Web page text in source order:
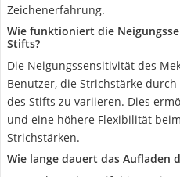
Zeichenerfahrung.
Wie funktioniert die
Stifts?
Die Neigungssensitivität des
Benutzer, die Strichstärke
des Stifts zu variieren. Dies
und eine höhere Flexibilität
Strichstärken.
Wie lange dauert das Aufladen